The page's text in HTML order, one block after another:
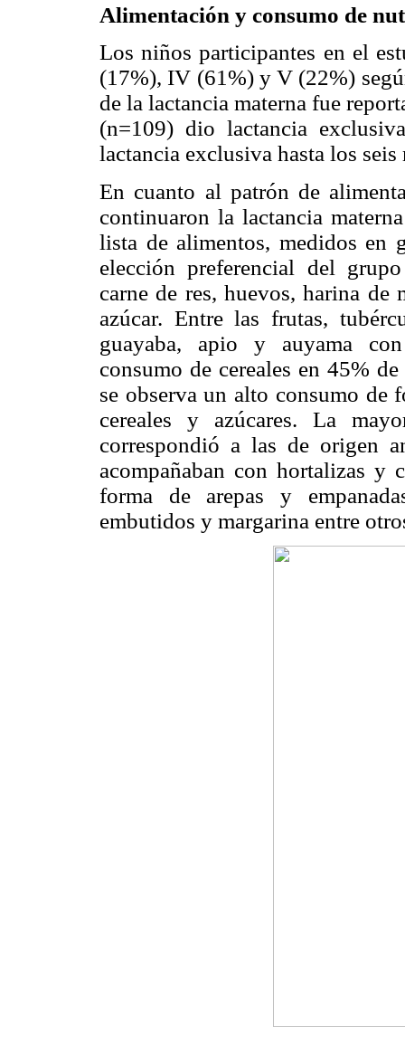
Alimentación y consumo de
Los niños participantes en el
(17%), IV (61%) y V (22%)
de la lactancia materna fue
(n=109) dio lactancia
lactancia exclusiva hasta los seis
En cuanto al patrón de
continuaron la lactancia
lista de alimentos, medidos en
elección preferencial del
carne de res, huevos, harina de
azúcar. Entre las frutas,
guayaba, apio y auyama
consumo de cereales en 45%
se observa un alto consumo de
cereales y azúcares. La
correspondió a las de origen
acompañaban con hortalizas y
forma de arepas y
embutidos y margarina entre